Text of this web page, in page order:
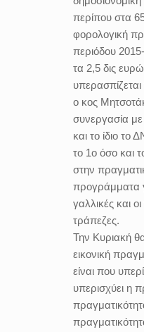
περίπου στα
φορολογική
περιόδου
τα 2,5 δις
υπερασπίζεται
ο κος
συνεργασία
και το ίδιο το
το 1ο όσο και
στην
προγράμματα
γαλλικές και
τράπεζες.
Την Κυριακή
εικονική
είναι που
υπερισχύει η